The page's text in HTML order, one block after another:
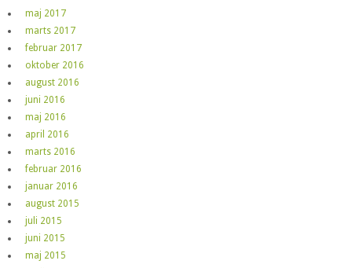
maj 2017
marts 2017
februar 2017
oktober 2016
august 2016
juni 2016
maj 2016
april 2016
marts 2016
februar 2016
januar 2016
august 2015
juli 2015
juni 2015
maj 2015